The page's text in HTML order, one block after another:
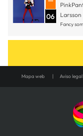
06
Larsson
Fancy
Mapa web Aviso legal